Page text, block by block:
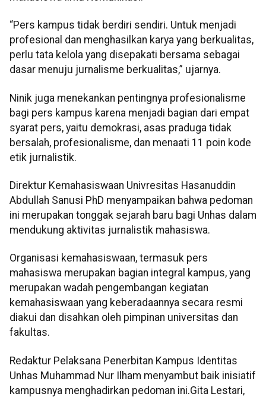
“Pers kampus tidak berdiri sendiri. Untuk menjadi
profesional dan menghasilkan karya yang berkualitas,
perlu tata kelola yang disepakati bersama sebagai
dasar menuju jurnalisme berkualitas,” ujarnya.
Ninik juga menekankan pentingnya profesionalisme
bagi pers kampus karena menjadi bagian dari empat
syarat pers, yaitu demokrasi, asas praduga tidak
bersalah, profesionalisme, dan menaati 11 poin kode
etik jurnalistik.
Direktur Kemahasiswaan Univresitas Hasanuddin
Abdullah Sanusi PhD menyampaikan bahwa pedoman
ini merupakan tonggak sejarah baru bagi Unhas dalam
mendukung aktivitas jurnalistik mahasiswa.
Organisasi kemahasiswaan, termasuk pers
mahasiswa merupakan bagian integral kampus, yang
merupakan wadah pengembangan kegiatan
kemahasiswaan yang keberadaannya secara resmi
diakui dan disahkan oleh pimpinan universitas dan
fakultas.
Redaktur Pelaksana Penerbitan Kampus Identitas
Unhas Muhammad Nur Ilham menyambut baik inisiatif
kampusnya menghadirkan pedoman ini.Gita Lestari,